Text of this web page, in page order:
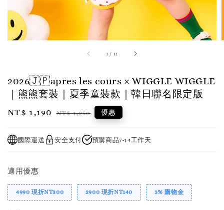
1 / 11
2026🇯🇵apres les cours × WIGGLE WIGGLE
｜熊熊套裝｜夏季童裝款｜韓日聯名限定版
Sale
NT$ 1,190 Regular
NT$ 1,250 優惠
國際運送 安全支付 預購商品7-14工作天
適用優惠
4990 現折NT300 2900 現折NT140 3% 購物金